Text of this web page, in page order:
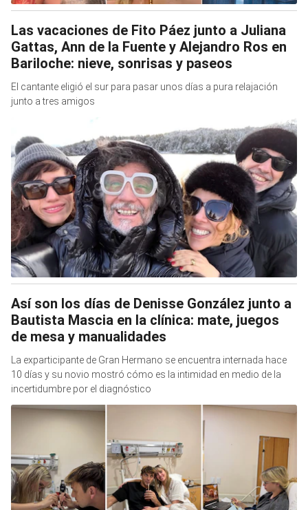
Las vacaciones de Fito Páez junto a Juliana
Gattas, Ann de la Fuente y Alejandro Ros en
Bariloche: nieve, sonrisas y paseos
El cantante eligió el sur para pasar unos días a pura relajación
junto a tres amigos
Así son los días de Denisse González junto a
Bautista Mascia en la clínica: mate, juegos
de mesa y manualidades
La exparticipante de Gran Hermano se encuentra internada hace
10 días y su novio mostró cómo es la intimidad en medio de la
incertidumbre por el diagnóstico